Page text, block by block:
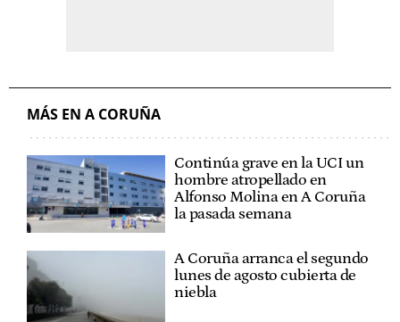
MÁS EN A CORUÑA
Continúa grave en la UCI un
hombre atropellado en
Alfonso Molina en A Coruña
la pasada semana
A Coruña arranca el segundo
lunes de agosto cubierta de
niebla